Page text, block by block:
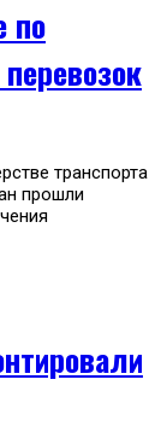
по
транспорта
прошли